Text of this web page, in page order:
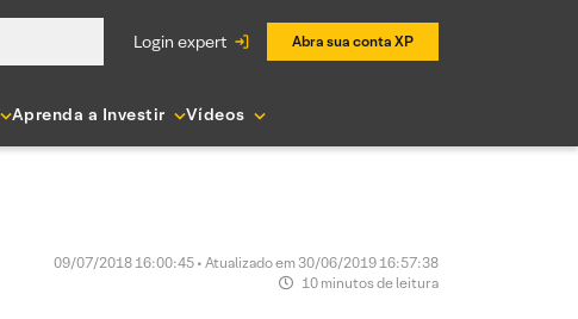
login expert Abra sua conta XP
Aprenda a Investir Vídeos
09/07/2018 16:00:45 • Atualizado em 30/06/2019 16:57:38
10 minutos de leitura